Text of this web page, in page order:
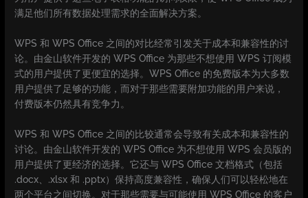
满足他们所有数据处理需求的全面解决方案。
WPS 和 WPS Office 之间的对比经常引发关于成本和兼容性的讨
论。由金山软件开发的 WPS Office 为那些不想使用 WPS 订阅模
式的用户提供了更便宜的选择。WPS Office 的免费版本为大多数
用户提供了足够的功能，而对于那些需要附加功能的用户来说，
付费版本仍然具有竞争力。
WPS 和 WPS Office 之间的比较通常会导致有关成本和兼容性的
讨论。由金山软件开发的 WPS Office 为不想使用 WPS 会员版的
用户提供了更经济的选择。它还与 WPS Office 文档格式（包括
.docx、.xlsx 和 .pptx）保持高度兼容性，确保人们可以轻松地在
两个平台之间切换。对于那些需要与可能使用 WPS Office 的客户